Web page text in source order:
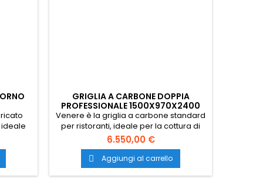
e
GRIGLIA A CARBONE DOPPIA
PROFESSIONALE 1500X970X2400
Venere è la griglia a carbone standard
per ristoranti, ideale per la cottura di
ottimi piatti di carne e pesce alla brace.
Trasporto gratuito in tutta Italia.
6.550,00 €
 Aggiungi al carrello